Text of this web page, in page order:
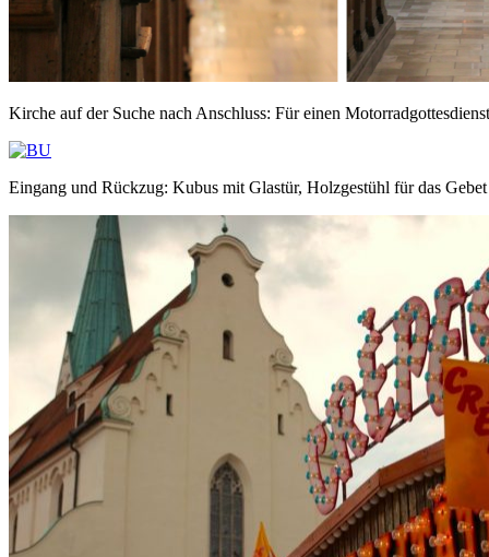
Kirche auf der Suche nach Anschluss: Für einen
Eingang und Rückzug: Kubus mit Glastür, Holzgestühl für das Gebet